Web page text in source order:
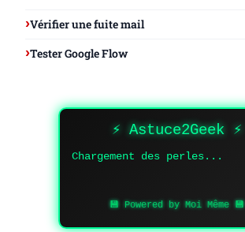
Vérifier une fuite mail
Tester Google Flow
⚡ Astuce2Geek ⚡
Chargement des perles...
💾 Powered by Moi Même 💾